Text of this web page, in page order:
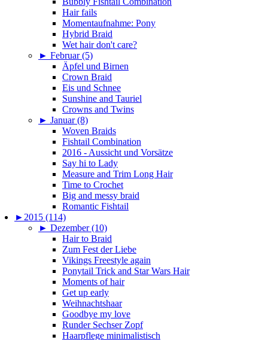
Hair fails
Momentaufnahme: Pony
Hybrid Braid
Wet hair don't care?
► Februar (5)
Äpfel und Birnen
Crown Braid
Eis und Schnee
Sunshine and Tauriel
Crowns and Twins
► Januar (8)
Woven Braids
Fishtail Combination
2016 - Aussicht und Vorsätze
Say hi to Lady
Measure and Trim Long Hair
Time to Crochet
Big and messy braid
Romantic Fishtail
► 2015 (114)
► Dezember (10)
Hair to Braid
Zum Fest der Liebe
Vikings Freestyle again
Ponytail Trick and Star Wars Hair
Moments of hair
Get up early
Weihnachtshaar
Goodbye my love
Runder Sechser Zopf
Haarpflege minimalistisch